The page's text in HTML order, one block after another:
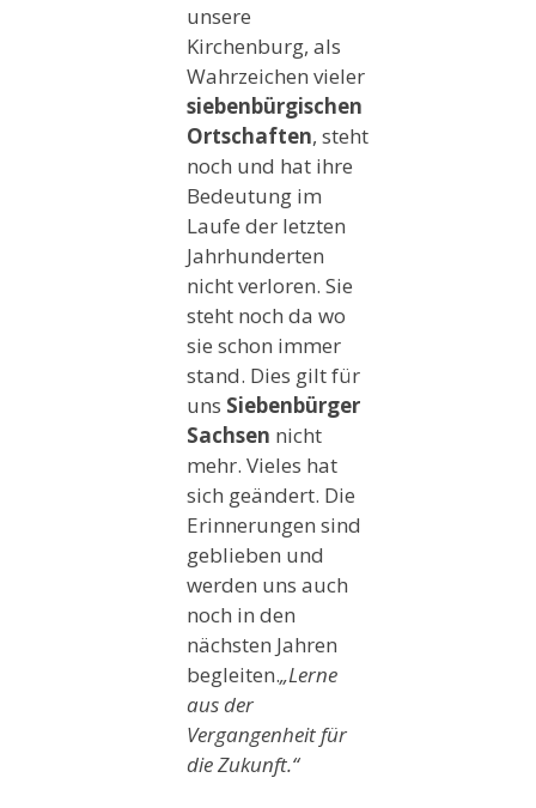
unsere
Kirchenburg, als
Wahrzeichen vieler
siebenbürgischen
Ortschaften, steht
noch und hat ihre
Bedeutung im
Laufe der letzten
Jahrhunderten
nicht verloren. Sie
steht noch da wo
sie schon immer
stand. Dies gilt für
uns Siebenbürger
Sachsen nicht
mehr. Vieles hat
sich geändert. Die
Erinnerungen sind
geblieben und
werden uns auch
noch in den
nächsten Jahren
begleiten.„Lerne
aus der
Vergangenheit für
die Zukunft.“